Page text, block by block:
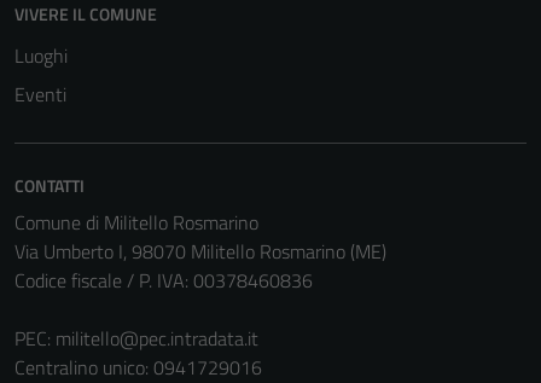
VIVERE IL COMUNE
Luoghi
Eventi
CONTATTI
Comune di Militello Rosmarino
Via Umberto I, 98070 Militello Rosmarino (ME)
Codice fiscale / P. IVA: 00378460836
PEC: militello@pec.intradata.it
Centralino unico: 0941729016
Tecnici